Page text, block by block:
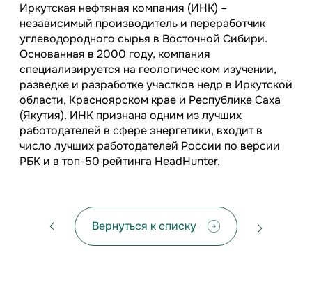
Иркутская нефтяная компания (ИНК) –
независимый производитель и переработчик
углеводородного сырья в Восточной Сибири.
Основанная в 2000 году, компания
специализируется на геологическом изучении,
разведке и разработке участков недр в Иркутской
области, Красноярском крае и Республике Саха
(Якутия). ИНК признана одним из лучших
работодателей в сфере энергетики, входит в
число лучших работодателей России по версии
РБК и в топ-50 рейтинга HeadHunter.
Вернуться к списку